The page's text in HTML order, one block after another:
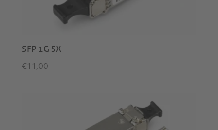
SFP 1G SX
€11,00